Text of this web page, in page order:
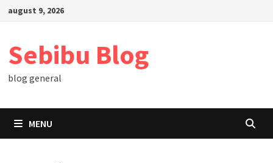
Skipaugust 9, 2026
Sebibu Blog
blog general
MENU